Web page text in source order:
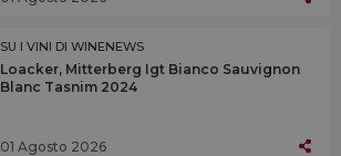
SU I VINI DI WINENEWS
Loacker, Mitterberg Igt Bianco Sauvignon
Blanc Tasnim 2024
01 Agosto 2026